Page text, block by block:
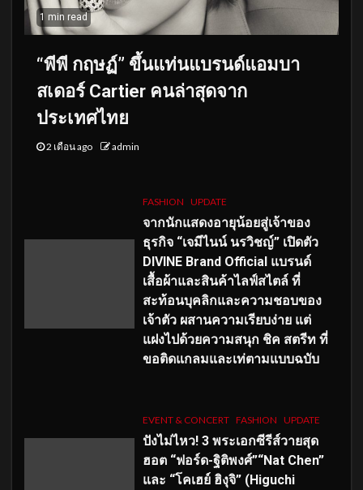
1 min read
“พีพี กฤษฏ์” ขึ้นแท่นแบรนด์แอมบา
สเดอร์ Cartier คนล่าสุดจาก
ประเทศไทย
2 เดือน ago admin
FASHION UPDATE
จากนักแสดงอายุน้อยสู่เจ้าของ
ธุรกิจ “เจมีไนน์ นรวิชญ์” เปิดตัว
DIVINE Brand Official แบรนด์
เสื้อผ้าและสินค้าไลฟ์สไตล์ ที่
สะท้อนบุคลิกและความชอบของ
เจ้าตัว ผสานความเรียบง่าย แต่
แฝงไปด้วยความสนุก ชิค สตรีท ที่
ขอติดแกลมและเท่ตามแบบฉบับ
EVENT & CONCERT FASHION UPDATE
ปังไม่ไหว! 3 พระเอกซีรีส์วายสุด
ฮอต “ฟอร์ด-ฐิติพงศ์”“Nat Chen”
และ “โคเฮย์ ฮิงุจิ” (Higuchi